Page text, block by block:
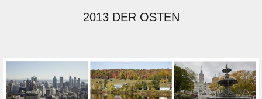
2013 DER OSTEN